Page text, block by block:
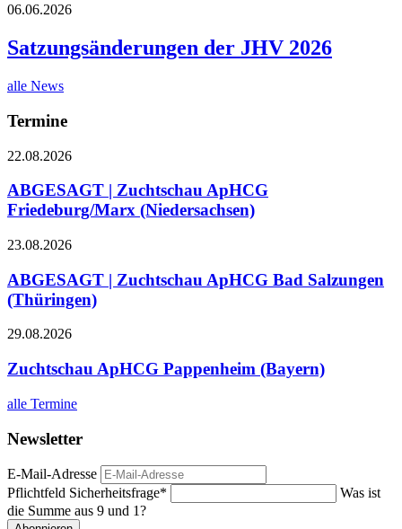
06.06.2026
Satzungsänderungen der JHV 2026
alle News
Termine
22.08.2026
ABGESAGT | Zuchtschau ApHCG
Friedeburg/Marx (Niedersachsen)
23.08.2026
ABGESAGT | Zuchtschau ApHCG Bad Salzungen
(Thüringen)
29.08.2026
Zuchtschau ApHCG Pappenheim (Bayern)
alle Termine
Newsletter
E-Mail-Adresse
Pflichtfeld Sicherheitsfrage*
Was ist
die Summe aus 9 und 1?